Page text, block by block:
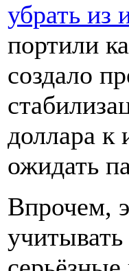
убрать из
портили
создало
доллара к
ожидать
Впрочем,